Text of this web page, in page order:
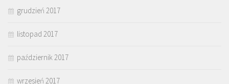
grudzień 2017
listopad 2017
październik 2017
wrzesień 2017